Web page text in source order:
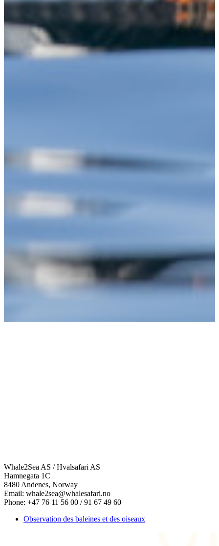
Whale2Sea AS / Hvalsafari AS
Hamnegata 1C
8480 Andenes, Norway
Email: whale2sea@whalesafari.no
Phone: +47 76 11 56 00 / 91 67 49 60
Observation des baleines et des oiseaux